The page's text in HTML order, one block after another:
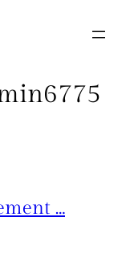
…